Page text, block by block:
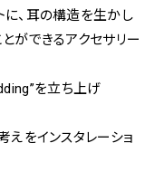
に、耳の構造を生かし
ができるアクセサリー
を立ち上げ
えをインスタレーショ